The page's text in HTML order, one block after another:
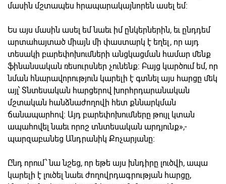
մասին մշտապես հրապարակայնորեն ասել եմ:
Ես այս մասին ասել եմ նաեւ իմ ընկերներին, եւ ընդդեմ
արտահայտած միայն մի փաստարկ է եղել, որ այդ
տեսակի բարեփոխումների անցկացման համար մենք
ֆինանսական ռեսուրսներ չունենք: Բայց կարծում եմ, որ
նման հնարավորություն կարելի է գտնել այս հարցը մեկ
այլ՝ Տնտեսական հարցերով խորհրդարանական
մշտական հանձնաժողովի հետ քննարկման
ճանապարհով: Այդ բարեփոխումները թույլ կտան
ապահովել նաեւ որոշ տնտեսական արդյունք»,-
պարզաբանեց Անդրանիկ Քոչարյանը:
Ընդ որում՝ նա նշեց, որ եթե այս խնդիրը լուծվի, ապա
կարելի է լուծել նաեւ ժողովրդագրության հարցը,